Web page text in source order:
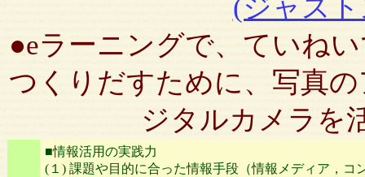
(ジャス
●eラーニングで、ていね
つくりだすために、写真
ジタルカメラを
■情報活用の実践力
(１) 課題や目的に合った情報手段（情報メディア，コ